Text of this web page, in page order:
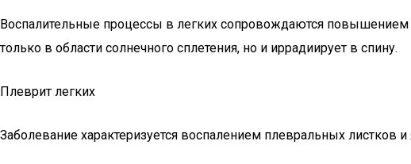
Воспалительные процессы в легких сопровождаются
только в области солнечного сплетения, но и иррадиирует в спину.
Плеврит легких
Заболевание характеризуется воспалением плевральных